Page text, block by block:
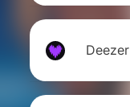
Deezer